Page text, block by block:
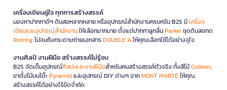
เครื่องเขียนคู่ใจ ทุกการสร้างสรรค์
มองหาปากกาดีๆ ดินสอหลากหลาย หรืออุปกรณ์สำนักงานครบครัน B2S มีเครื่อง
เขียนและอุปกรณ์สำนักงานให้เลือกมากมาย ตั้งแต่ปากกาลูกลื่นParkerชุดดินสอกด
Rotringไปจนถึงกระดาษถ่ายเอกสารDOUBLE Aให้คุณเลือกใช้ได้อย่างจุใจ
งานศิลป์ งานฝีมือ สร้างสรรค์ไม่รู้จบ
B2S จัดเต็มอุปกรณ์ศิลปะและงานฝีมือสำหรับคนสร้างสรรค์ตัวจริง ทั้งสีไม้Colleen,
ขาตั้งไม้บนโต๊ะPyramidและอุปกรณ์ DIY ต่างๆ จากMONT MARTEให้คุณ
สร้างสรรค์ได้อย่างไร้ขีดจำกัด